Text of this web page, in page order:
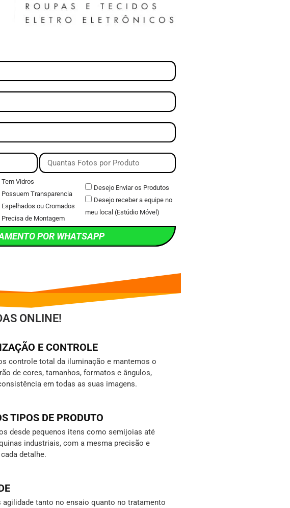
Tem Vidros
Possuem Transparencia
Espelhados ou Cromados
Precisa de Montagem
Desejo Enviar os Produtos
Desejo receber a equipe no
meu local (Estúdio Móvel)
POR WHATSAPP
ONLINE!
E CONTROLE
controle total da iluminação e mantemos o
de cores, tamanhos, formatos e ângulos,
em todas as suas imagens.
TIPOS DE PRODUTO
desde pequenos itens como semijoias até
industriais, com a mesma precisão e
detalhe.
agilidade tanto no ensaio quanto no tratamento